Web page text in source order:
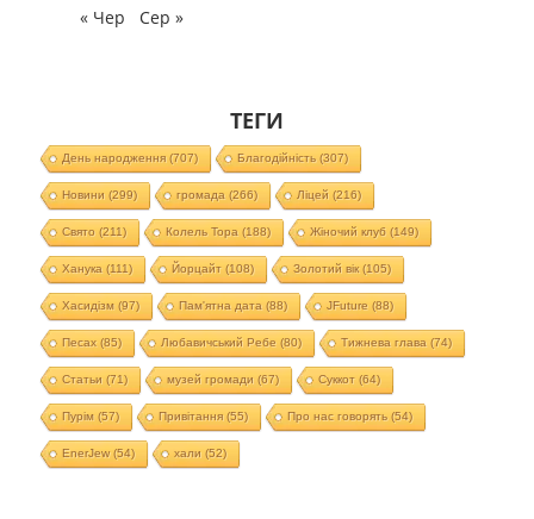
« Чер
Сер »
ТЕГИ
День народження(707) Благодійність (307)
Новини (299) громада (266) Ліцей (216)
Свято (211) Колель Тора (188) Жіночий клуб (149)
Ханука (111) Йорцайт (108) Золотий вік(105)
Хасидізм (97) Пам'ятна дата (88) JFuture (88)
Песах(85) Любавичський Ребе (80) Тижнева глава (74)
Статьи (71) музей громади (67) Суккот (64)
Пурім (57) Привітання(55) Про нас говорять (54)
EnerJew(54) хали (52)